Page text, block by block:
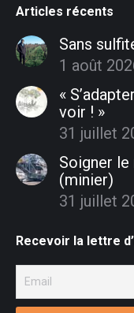
Articles récents
Sans
1 août
«
voir ! »
31 juillet
Soigner
(minier)
31 juillet
Recevoir la lettre